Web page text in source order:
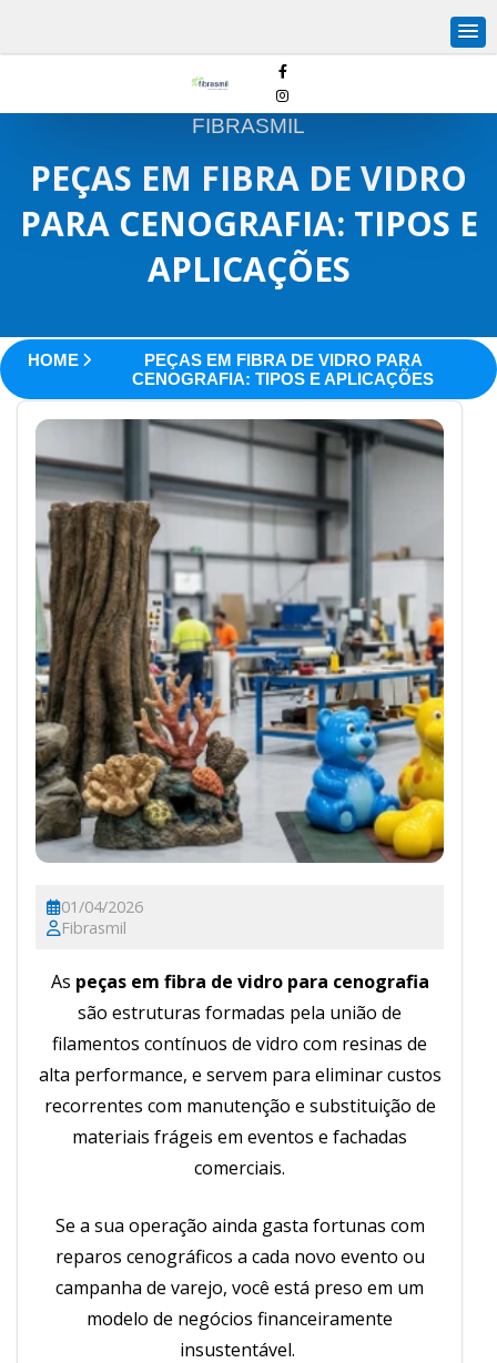
FIBRASMIL
PEÇAS EM FIBRA DE VIDRO
PARA CENOGRAFIA: TIPOS E
APLICAÇÕES
HOME
PEÇAS EM FIBRA DE VIDRO PARA
CENOGRAFIA: TIPOS E APLICAÇÕES
01/04/2026
Fibrasmil
As peças em fibra de vidro para cenografia
são estruturas formadas pela união de
filamentos contínuos de vidro com resinas de
alta performance, e servem para eliminar custos
recorrentes com manutenção e substituição de
materiais frágeis em eventos e fachadas
comerciais.
Se a sua operação ainda gasta fortunas com
reparos cenográficos a cada novo evento ou
campanha de varejo, você está preso em um
modelo de negócios financeiramente
insustentável.